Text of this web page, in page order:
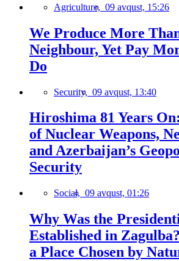
Agriculture, 09 avqust, 15:26
We Produce More
Neighbour, Yet Pay
Do
Security, 09 avqust, 13:40
Hiroshima 81 Years
of Nuclear Weapons,
and Azerbaijan’s
Security
Social, 09 avqust, 01:26
Why Was the
Established in
a Place Chosen by